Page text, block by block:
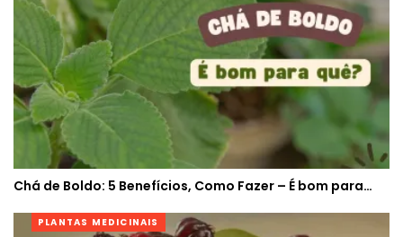
Chá de Boldo: 5 Benefícios, Como Fazer – É bom para…
PLANTAS MEDICINAIS